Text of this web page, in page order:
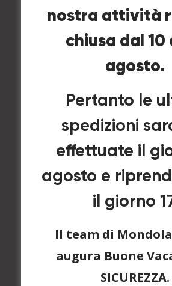
Respiratore 3M
nostra attività
chiusa dal 10
agosto.
Pertanto le
spedizioni
effettuate il
agosto e
il giorno
Il team di
augura Buone
SICUREZZA.